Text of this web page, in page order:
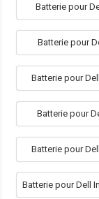
Batterie pour
Batterie pour
Batterie pour
Batterie pour
Batterie pour
Batterie pour Dell